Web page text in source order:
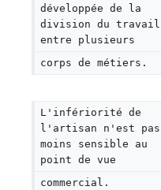
développée de la
division du travail
entre plusieurs
corps de métiers.
L'infériorité de
l'artisan n'est pas
moins sensible au
point de vue
commercial.